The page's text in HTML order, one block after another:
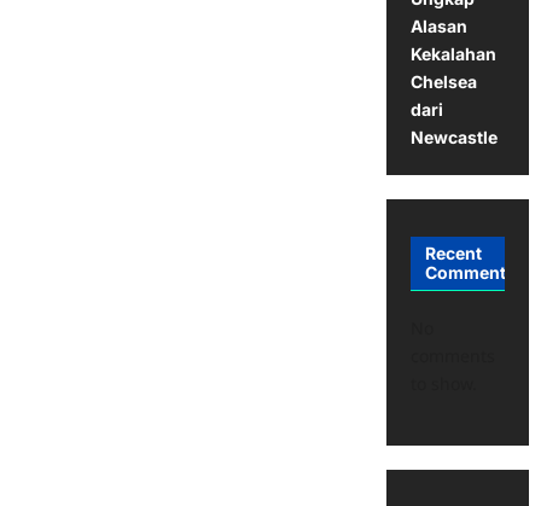
Alasan
Kekalahan
Chelsea
dari
Newcastle
Recent
Comments